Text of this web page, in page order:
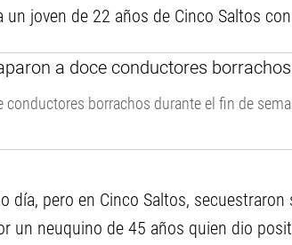
un joven de 22 años de Cinco Saltos
conductores borrachos durante el fin de
día, pero en Cinco Saltos,
un neuquino de 45 años quien dio